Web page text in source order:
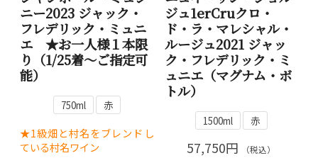
ニー2023 ジャック・
フレデリック・ミュニ
エ ★お一人様１本限
り（1/25着～ご指定可
能）
750ml 赤
★1級畑と村名をブレンドし
ている村名ワイン
ジュ1erCruクロ・
ド・ラ・マレシャル・
ルージュ2021 ジャッ
ク・フレデリック・ミ
ュニエ（マグナム・ボ
トル）
1500ml 赤
57,750円 （税込）